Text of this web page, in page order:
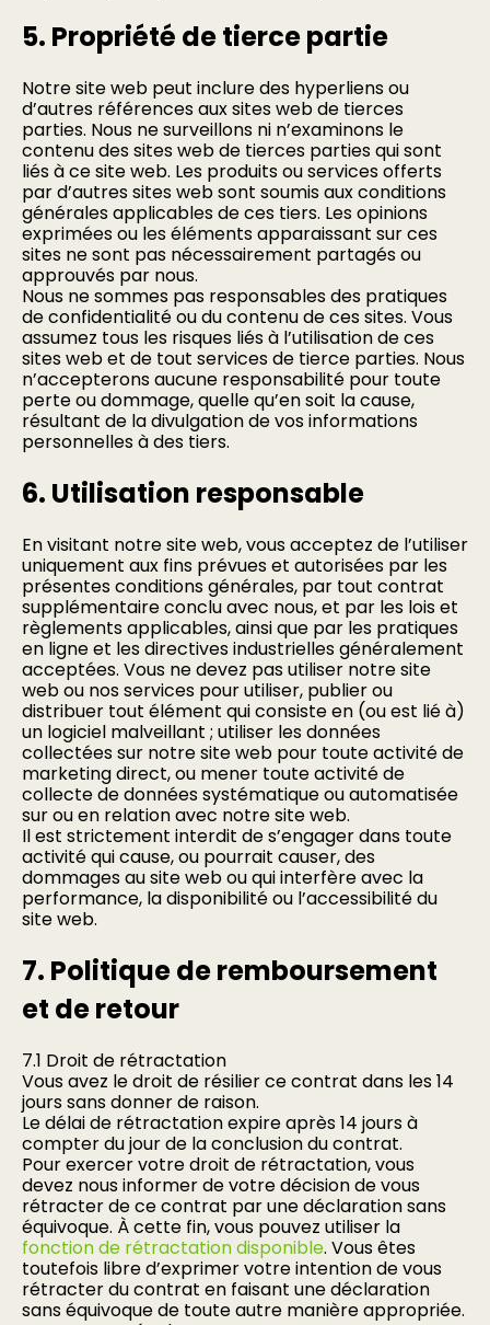
5. Propriété de tierce partie
Notre site web peut inclure des hyperliens ou
d’autres références aux sites web de tierces
parties. Nous ne surveillons ni n’examinons le
contenu des sites web de tierces parties qui sont
liés à ce site web. Les produits ou services offerts
par d’autres sites web sont soumis aux conditions
générales applicables de ces tiers. Les opinions
exprimées ou les éléments apparaissant sur ces
sites ne sont pas nécessairement partagés ou
approuvés par nous.
Nous ne sommes pas responsables des pratiques
de confidentialité ou du contenu de ces sites. Vous
assumez tous les risques liés à l’utilisation de ces
sites web et de tout services de tierce parties. Nous
n’accepterons aucune responsabilité pour toute
perte ou dommage, quelle qu’en soit la cause,
résultant de la divulgation de vos informations
personnelles à des tiers.
6. Utilisation responsable
En visitant notre site web, vous acceptez de l’utiliser
uniquement aux fins prévues et autorisées par les
présentes conditions générales, par tout contrat
supplémentaire conclu avec nous, et par les lois et
règlements applicables, ainsi que par les pratiques
en ligne et les directives industrielles généralement
acceptées. Vous ne devez pas utiliser notre site
web ou nos services pour utiliser, publier ou
distribuer tout élément qui consiste en (ou est lié à)
un logiciel malveillant ; utiliser les données
collectées sur notre site web pour toute activité de
marketing direct, ou mener toute activité de
collecte de données systématique ou automatisée
sur ou en relation avec notre site web.
Il est strictement interdit de s’engager dans toute
activité qui cause, ou pourrait causer, des
dommages au site web ou qui interfère avec la
performance, la disponibilité ou l’accessibilité du
site web.
7. Politique de remboursement
et de retour
7.1 Droit de rétractation
Vous avez le droit de résilier ce contrat dans les 14
jours sans donner de raison.
Le délai de rétractation expire après 14 jours à
compter du jour de la conclusion du contrat.
Pour exercer votre droit de rétractation, vous
devez nous informer de votre décision de vous
rétracter de ce contrat par une déclaration sans
équivoque. À cette fin, vous pouvez utiliser la
fonction de rétractation disponible. Vous êtes
toutefois libre d’exprimer votre intention de vous
rétracter du contrat en faisant une déclaration
sans équivoque de toute autre manière appropriée.